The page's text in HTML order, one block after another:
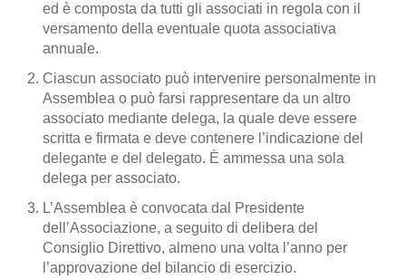
ed è composta da tutti gli associati in regola con il
versamento della eventuale quota associativa
annuale.
Ciascun associato può intervenire personalmente in
Assemblea o può farsi rappresentare da un altro
associato mediante delega, la quale deve essere
scritta e firmata e deve contenere l’indicazione del
delegante e del delegato. È ammessa una sola
delega per associato.
L’Assemblea è convocata dal Presidente
dell’Associazione, a seguito di delibera del
Consiglio Direttivo, almeno una volta l’anno per
l’approvazione del bilancio di esercizio.